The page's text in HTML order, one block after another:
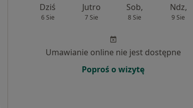
Dziś
6 Sie
Jutro
7 Sie
Sob,
8 Sie
Ndz,
9 Sie
Umawianie online nie jest dostępne
Poproś o wizytę